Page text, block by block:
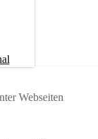
Webseiten